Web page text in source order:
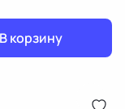
В корзину